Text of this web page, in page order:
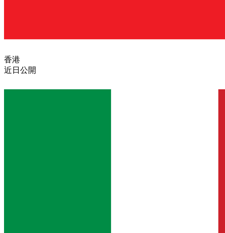
香港
近日公開